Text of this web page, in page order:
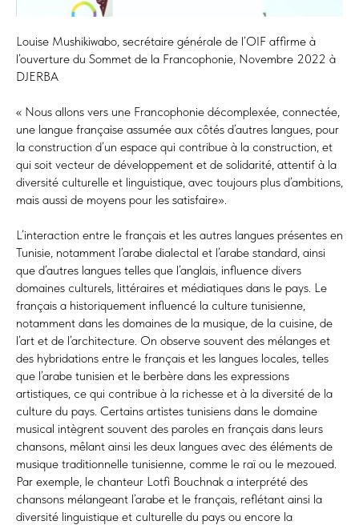
Louise Mushikiwabo, secrétaire générale de l’OIF affirme à
l’ouverture du Sommet de la Francophonie, Novembre 2022 à
DJERBA
« Nous allons vers une Francophonie décomplexée, connectée,
une langue française assumée aux côtés d’autres langues, pour
la construction d’un espace qui contribue à la construction, et
qui soit vecteur de développement et de solidarité, attentif à la
diversité culturelle et linguistique, avec toujours plus d’ambitions,
mais aussi de moyens pour les satisfaire».
L’interaction entre le français et les autres langues présentes en
Tunisie, notamment l’arabe dialectal et l’arabe standard, ainsi
que d’autres langues telles que l’anglais, influence divers
domaines culturels, littéraires et médiatiques dans le pays. Le
français a historiquement influencé la culture tunisienne,
notamment dans les domaines de la musique, de la cuisine, de
l’art et de l’architecture. On observe souvent des mélanges et
des hybridations entre le français et les langues locales, telles
que l’arabe tunisien et le berbère dans les expressions
artistiques, ce qui contribue à la richesse et à la diversité de la
culture du pays. Certains artistes tunisiens dans le domaine
musical intègrent souvent des paroles en français dans leurs
chansons, mêlant ainsi les deux langues avec des éléments de
musique traditionnelle tunisienne, comme le raï ou le mezoued.
Par exemple, le chanteur Lotfi Bouchnak a interprété des
chansons mélangeant l’arabe et le français, reflétant ainsi la
diversité linguistique et culturelle du pays ou encore la